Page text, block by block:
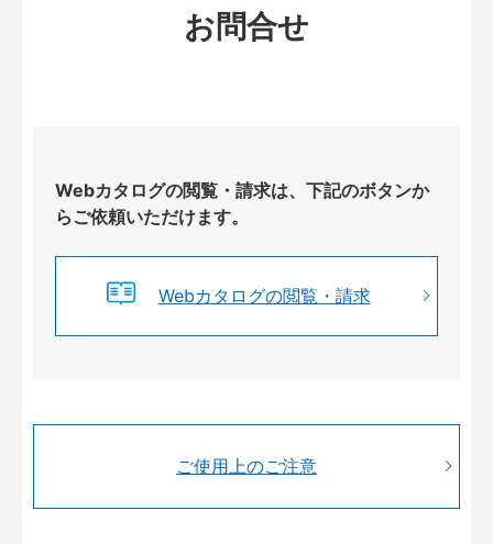
お問合せ
Webカタログの閲覧・請求は、下記のボタンか
らご依頼いただけます。
Webカタログの閲覧・請求
ご使用上のご注意